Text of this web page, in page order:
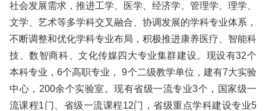
社会发展需求，推进工学、医学、经济学、管理学、理学、
文学、艺术等多学科交叉融合、协调发展的学科专业体系，
不断调整和优化学科专业布局，积极推进康养医疗、智能科
技、数智商科、文化传媒四大专业集群建设。现设有32个
本科专业，6个高职专业， 9个二级教学单位，建有7大实验
中心，200余个实验室。现有省级一流专业3个，国家级一
流课程1门、省级一流课程12门，省级重点学科建设专业5